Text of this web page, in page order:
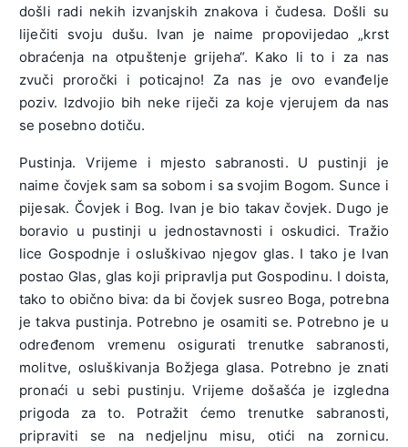
došli radi nekih izvanjskih znakova i čudesa. Došli su
liječiti svoju dušu. Ivan je naime propovijedao „krst
obraćenja na otpuštenje grijeha“. Kako li to i za nas
zvuči proročki i poticajno! Za nas je ovo evanđelje
poziv. Izdvojio bih neke riječi za koje vjerujem da nas
se posebno dotiču.
Pustinja. Vrijeme i mjesto sabranosti. U pustinji je
naime čovjek sam sa sobom i sa svojim Bogom. Sunce i
pijesak. Čovjek i Bog. Ivan je bio takav čovjek. Dugo je
boravio u pustinji u jednostavnosti i oskudici. Tražio
lice Gospodnje i osluškivao njegov glas. I tako je Ivan
postao Glas, glas koji pripravlja put Gospodinu. I doista,
tako to obično biva: da bi čovjek susreo Boga, potrebna
je takva pustinja. Potrebno je osamiti se. Potrebno je u
određenom vremenu osigurati trenutke sabranosti,
molitve, osluškivanja Božjega glasa. Potrebno je znati
pronaći u sebi pustinju. Vrijeme došašća je izgledna
prigoda za to. Potražit ćemo trenutke sabranosti,
pripraviti se na nedjeljnu misu, otići na zornicu.